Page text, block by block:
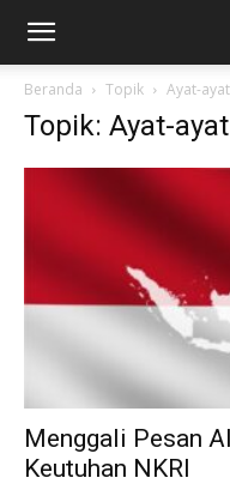
Beranda Topik Ayat-
Topik: Ayat-
Menggali Pesan
Keutuhan NKRI